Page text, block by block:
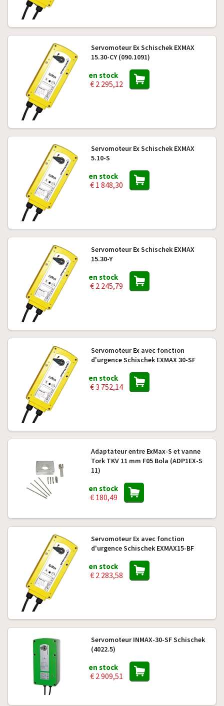
Servomoteur Ex Schischek EXMAX
15.30-CY (090.1091)
en stock
€ 2 295,12
Servomoteur Ex Schischek EXMAX
5.10-S
en stock
€ 1 848,30
Servomoteur Ex Schischek EXMAX
15.30-Y
en stock
€ 2 245,79
Servomoteur Ex avec fonction
d'urgence Schischek EXMAX 30-SF
en stock
€ 3 752,14
Adaptateur entre ExMax-S et vanne
Tork TKV 11 mm F05 Bola (ADP1EX-S
11)
en stock
€ 180,49
Servomoteur Ex avec fonction
d'urgence Schischek EXMAX15-BF
en stock
€ 2 283,58
Servomoteur INMAX-30-SF Schischek
(4022.5)
en stock
€ 2 909,51